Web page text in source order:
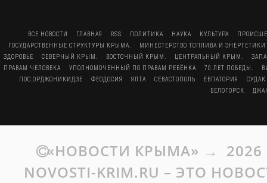
ВСЕ НОВОСТИ ГЛАВНАЯ RSS ПОЛИТИКА НАУКА КУЛЬТУРА
ГОСУДАРСТВЕННЫЕ СТРУКТУРЫ КРЫМА.
МИНЕСТЕРСТВО ТОПЛИВА И
ЗДОРОВЬЕ
СЕВЕРНЫЙ КРЫМ. ВОСТОЧНЫЙ КРЫМ. ЦЕНТРАЛЬНЫЙ КРЫМ.
ПРАВАМ ЧЕЛОВЕКА
УПОЛНОМОЧЕННЫЙ ПО ПРАВАМ РЕБЁНКА 70 ЛЕТ ПОБЕДЫ.
ПОС.ОРДЖОНИКИДЗЕ
ФЕОДОСИЯ ЯЛТА СЕВАСТОПОЛЬ ЕВПАТОРИЯ
СУДАК
БЕЛОГОРСК
«НОВОСТИ КРЫМА» → 2026
NOVOSTI-KRIM.RU – ЭТО